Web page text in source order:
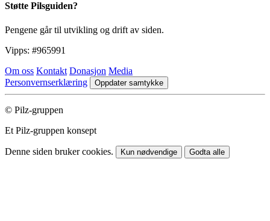
Støtte Pilsguiden?
Pengene går til utvikling og drift av siden.
Vipps: #965991
Om oss Kontakt Donasjon Media
Personvernserklæring
Oppdater samtykke
© Pilz-gruppen
Et Pilz-gruppen konsept
Denne siden bruker cookies. Kun nødvendige Godta alle